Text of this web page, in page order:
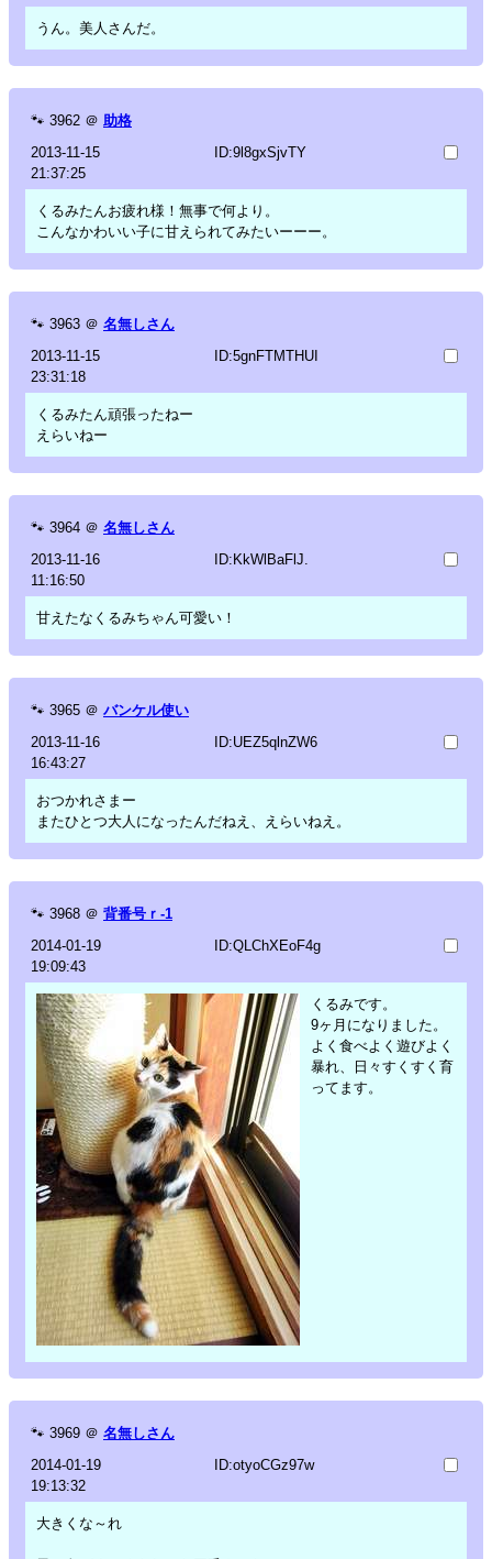
うん。美人さんだ。
🐾 3962 ＠ 助格
2013-11-15
21:37:25
ID:9l8gxSjvTY
くるみたんお疲れ様！無事で何より。
こんなかわいい子に甘えられてみたいーーー。
🐾 3963 ＠ 名無しさん
2013-11-15
23:31:18
ID:5gnFTMTHUI
くるみたん頑張ったねー
えらいねー
🐾 3964 ＠ 名無しさん
2013-11-16
11:16:50
ID:KkWlBaFlJ.
甘えたなくるみちゃん可愛い！
🐾 3965 ＠ バンケル使い
2013-11-16
16:43:27
ID:UEZ5qlnZW6
おつかれさまー
またひとつ大人になったんだねえ、えらいねえ。
🐾 3968 ＠ 背番号ｒ-1
2014-01-19
19:09:43
ID:QLChXEoF4g
くるみです。
9ヶ月になりました。
よく食べよく遊びよく
暴れ、日々すくすく育
ってます。
🐾 3969 ＠ 名無しさん
2014-01-19
19:13:32
ID:otyoCGz97w
大きくな～れ